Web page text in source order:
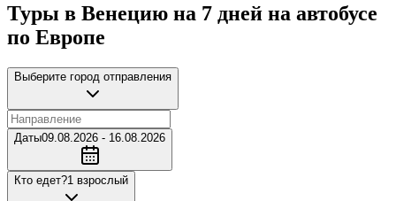
Туры в Венецию на 7 дней на автобусе
по Европе
Выберите город отправления
Даты09.08.2026 - 16.08.2026
Кто едет?1 взрослый